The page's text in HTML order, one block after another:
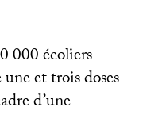
000 écoliers
et trois doses
d’une